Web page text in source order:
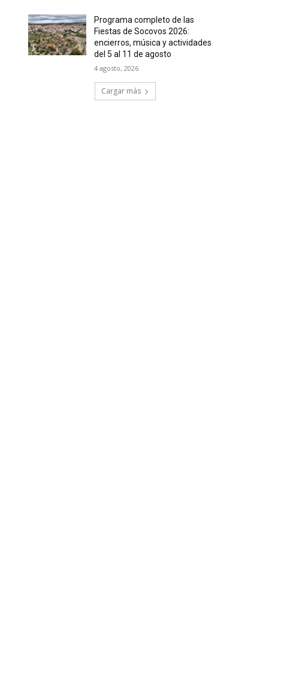
Programa completo de las
Fiestas de Socovos 2026:
encierros, música y actividades
del 5 al 11 de agosto
4 agosto, 2026
Cargar más